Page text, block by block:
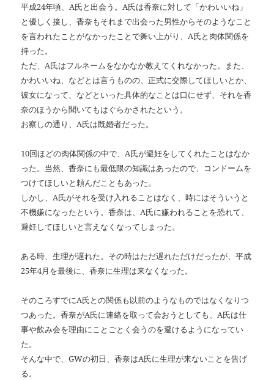
平成24年頃、A氏と出会う。A氏は香奈に対して「かわいいね」
と優しく接し、香奈もそれまで出会った男性からそのようなこと
を言われたことがなかったことで舞い上がり、A氏と肉体関係を
持った。
ただ、A氏はフルネームをなかなか教えてくれなかった。また、
かわいいね、などとは言うものの、正式に交際してほしいとか、
彼女になって、などといった具体的なことは口にせず、それを香
奈のほうから聞いてもはぐらかされたという。
お察しの通り、A氏は既婚者だった。
10回ほどの肉体関係の中で、A氏が避妊をしてくれたことはなか
った。当然、香奈にも最低限の知識はあったので、コンドームを
つけてほしいと頼んだこともあった。
しかし、A氏がそれを受け入れることはなく、時にはそういうと
不機嫌になったという。香奈は、A氏に嫌われることを恐れて、
避妊してほしいと言えなくなってしまった。
ある時、生理が遅れた。その時はただ遅れただけだったが、平成
25年4月を最後に、香奈に生理は来なくなった。
そのころすでにA氏との関係も以前のようなものではなくなりつ
つあった。香奈がA氏に連絡を取って会おうとしても、A氏は仕
事や飲み会を理由にことごとく会うのを避けるようになってい
た。
そんな中で、GWの初日、香奈はA氏に生理が来ないことを告げ
る。